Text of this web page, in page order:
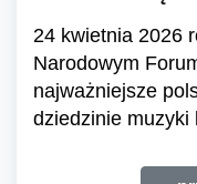
24 kwietnia 2026
Narodowym
najważniejsze
dziedzinie muzyki